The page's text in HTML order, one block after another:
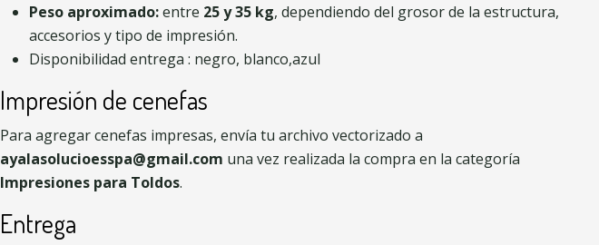
Peso aproximado:entre 25 y 35 kg, dependiendo del grosor de la estructura,
accesorios y tipo de impresión.
Disponibilidad entrega : negro, blanco,azul
Impresión de cenefas
Para agregar cenefas impresas, envía tu archivo vectorizado a
ayalasolucioesspa@gmail.com una vez realizada la compra en la categoría
Impresiones para Toldos.
Entrega